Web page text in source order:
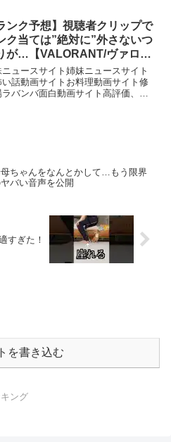
ンク予想】視聴者クリップで
ク当ては”絶対に”外さないつ
が…【VALORANT/ヴァロラ
】
ニュースサイト姉妹ニュースサイト
い話動画サイトお料理動画サイト修
ラバンバ面白動画サイト高評価、チ
ちゃんをなんとかして…もう限界
バい音声を公開
すぎた！
を書き込む
ング